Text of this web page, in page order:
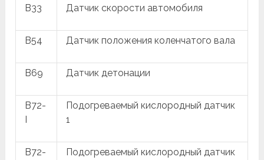
B33 Датчик скорости автомобиля
B54 Датчик положения коленчатого вала
B69 Датчик детонации
B72-
Подогреваемый кислородный датчик
1
B72-
Подогреваемый кислородный датчик